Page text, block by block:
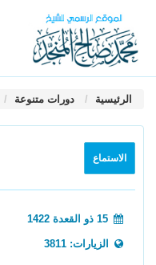
الرئيسية دورات متنوعة
الاستماع
الزيارات: 3811